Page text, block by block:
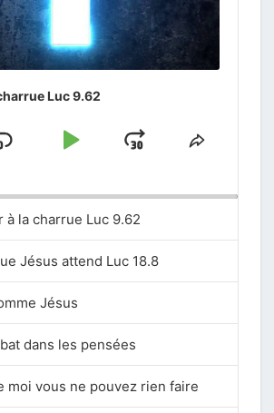
Luc 9.62
Skip
Play
JumpShare
à la charrue Luc 9.62
Jésus attend Luc 18.8
Jésus
dans les pensées
moi vous ne pouvez rien faire